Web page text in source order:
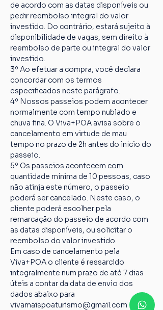
de acordo com as datas disponíveis ou
pedir reembolso integral do valor
investido. Do contrário, estará sujeito à
disponibilidade de vagas, sem direito à
reembolso de parte ou integral do valor
investido.
3º Ao efetuar a compra, você declara
concordar com os termos
especificados neste parágrafo.
4º Nossos passeios podem acontecer
normalmente com tempo nublado e
chuva fina. O Viva+POA avisa sobre o
cancelamento em virtude de mau
tempo no prazo de 2h antes do início do
passeio.
5º Os passeios acontecem com
quantidade mínima de 10 pessoas, caso
não atinja este número, o passeio
poderá ser cancelado. Neste caso, o
cliente poderá escolher pela
remarcação do passeio de acordo com
as datas disponíveis, ou solicitar o
reembolso do valor investido.
Em caso de cancelamento pela
Viva+POA o cliente é ressarcido
integralmente num prazo de até 7 dias
úteis a contar da data de envio dos
dados abaixo para
vivamaispoaturismo@gmail.com